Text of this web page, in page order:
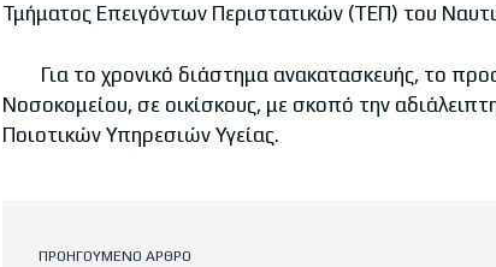
Τμήματος Επειγόντων Περιστατικών (ΤΕΠ) του
Για το χρονικό διάστημα ανακατασκευής, το
Νοσοκομείου, σε οικίσκους, με σκοπό την
Ποιοτικών Υπηρεσιών Υγείας.
ΠΡΟΗΓΟΎΜΕΝΟ ΆΡΘΡΟ